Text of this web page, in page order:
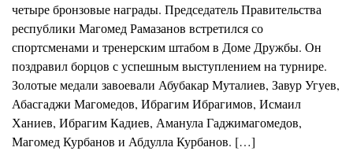
четыре бронзовые награды. Председатель Правительства
республики Магомед Рамазанов встретился со
спортсменами и тренерским штабом в Доме Дружбы. Он
поздравил борцов с успешным выступлением на турнире.
Золотые медали завоевали Абубакар Муталиев, Завур Угуев,
Абасгаджи Магомедов, Ибрагим Ибрагимов, Исмаил
Ханиев, Ибрагим Кадиев, Аманула Гаджимагомедов,
Магомед Курбанов и Абдулла Курбанов. […]